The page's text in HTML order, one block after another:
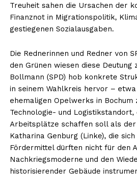
Treuheit sahen die Ursachen der
Finanznot in Migrationspolitik,
gestiegenen Sozialausgaben.
Die Rednerinnen und Redner von
den Grünen wiesen diese Deutung
Bollmann (SPD) hob konkrete
in seinem Wahlkreis hervor –
ehemaligen Opelwerks in Bochum
Technologie- und
Arbeitsplätze schaffen soll als
Katharina Genburg (Linke), die
Fördermittel dürften nicht für den
Nachkriegsmoderne und den
historisierender Gebäude